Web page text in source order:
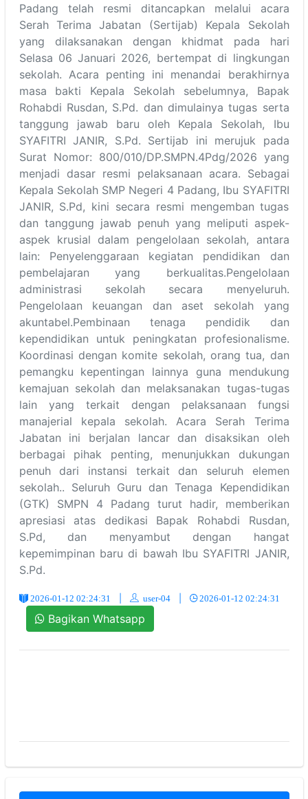
Padang telah resmi ditancapkan melalui acara
Serah Terima Jabatan (Sertijab) Kepala Sekolah
yang dilaksanakan dengan khidmat pada hari
Selasa 06 Januari 2026, bertempat di lingkungan
sekolah. Acara penting ini menandai berakhirnya
masa bakti Kepala Sekolah sebelumnya, Bapak
Rohabdi Rusdan, S.Pd. dan dimulainya tugas serta
tanggung jawab baru oleh Kepala Sekolah, Ibu
SYAFITRI JANIR, S.Pd. Sertijab ini merujuk pada
Surat Nomor: 800/010/DP.SMPN.4Pdg/2026 yang
menjadi dasar resmi pelaksanaan acara. Sebagai
Kepala Sekolah SMP Negeri 4 Padang, Ibu SYAFITRI
JANIR, S.Pd, kini secara resmi mengemban tugas
dan tanggung jawab penuh yang meliputi aspek-
aspek krusial dalam pengelolaan sekolah, antara
lain: Penyelenggaraan kegiatan pendidikan dan
pembelajaran yang berkualitas.Pengelolaan
administrasi sekolah secara menyeluruh.
Pengelolaan keuangan dan aset sekolah yang
akuntabel.Pembinaan tenaga pendidik dan
kependidikan untuk peningkatan profesionalisme.
Koordinasi dengan komite sekolah, orang tua, dan
pemangku kepentingan lainnya guna mendukung
kemajuan sekolah dan melaksanakan tugas-tugas
lain yang terkait dengan pelaksanaan fungsi
manajerial kepala sekolah. Acara Serah Terima
Jabatan ini berjalan lancar dan disaksikan oleh
berbagai pihak penting, menunjukkan dukungan
penuh dari instansi terkait dan seluruh elemen
sekolah.. Seluruh Guru dan Tenaga Kependidikan
(GTK) SMPN 4 Padang turut hadir, memberikan
apresiasi atas dedikasi Bapak Rohabdi Rusdan,
S.Pd, dan menyambut dengan hangat
kepemimpinan baru di bawah Ibu SYAFITRI JANIR,
S.Pd.
2026-01-12 02:24:31 user-04| 2026-01-12 02:24:31
Bagikan Whatsapp